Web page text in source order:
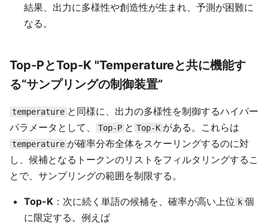
結果、出力に多様性や創造性が生まれ、予測が困難に
なる。
Top-PとTop-K "Temperatureと共に機能す
る“サンプリングの制御装置”
temperature と同様に、出力の多様性を制御するハイパー
パラメータとして、
Top-P と Top-K がある。これらは
temperature が確率分布全体をスケーリングするのに対
し、候補となるトークンのリストをフィルタリングするこ
とで、サンプリングの範囲を制限する。
Top-K ：次に続く単語の候補を、確率が高い上位 k 個
に限定する。例えば